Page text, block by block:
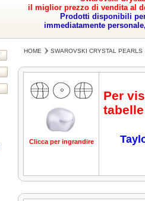
il miglior prezzo di vendita al
Prodotti disponibili
immediatamente
HOME SWAROVSKI CRYSTAL PEARLS
Clicca per ingrandire Clicca per
Per